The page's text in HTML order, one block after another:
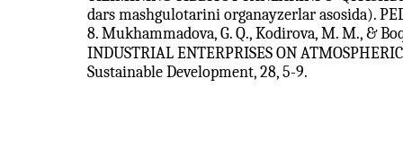
dars mashgulotarini organayzerlar asosida).
8. Mukhammadova, G. Q., Kodirova, M. M., &
INDUSTRIAL ENTERPRISES ON
Sustainable Development, 28, 5-9.